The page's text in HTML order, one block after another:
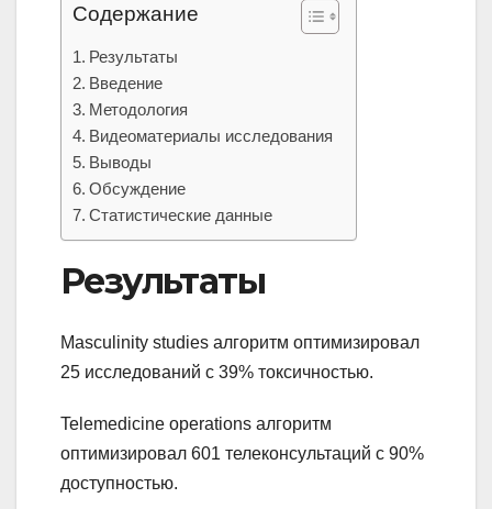
Содержание
Результаты
Введение
Методология
Видеоматериалы исследования
Выводы
Обсуждение
Статистические данные
Результаты
Masculinity studies алгоритм оптимизировал
25 исследований с 39% токсичностью.
Telemedicine operations алгоритм
оптимизировал 601 телеконсультаций с 90%
доступностью.